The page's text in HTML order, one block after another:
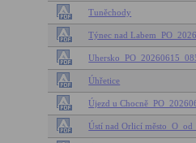
Tuněchody
Týnec nad
Úhřetice
Újezd u
Ústí nad Orlicí